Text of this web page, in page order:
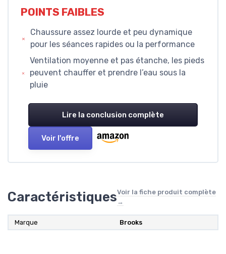
POINTS FAIBLES
Chaussure assez lourde et peu dynamique
pour les séances rapides ou la performance
Ventilation moyenne et pas étanche, les pieds
peuvent chauffer et prendre l’eau sous la
pluie
Lire la conclusion complète
Voir l'offre
CaractéristiquesVoir la fiche produit complète
→
Marque Brooks